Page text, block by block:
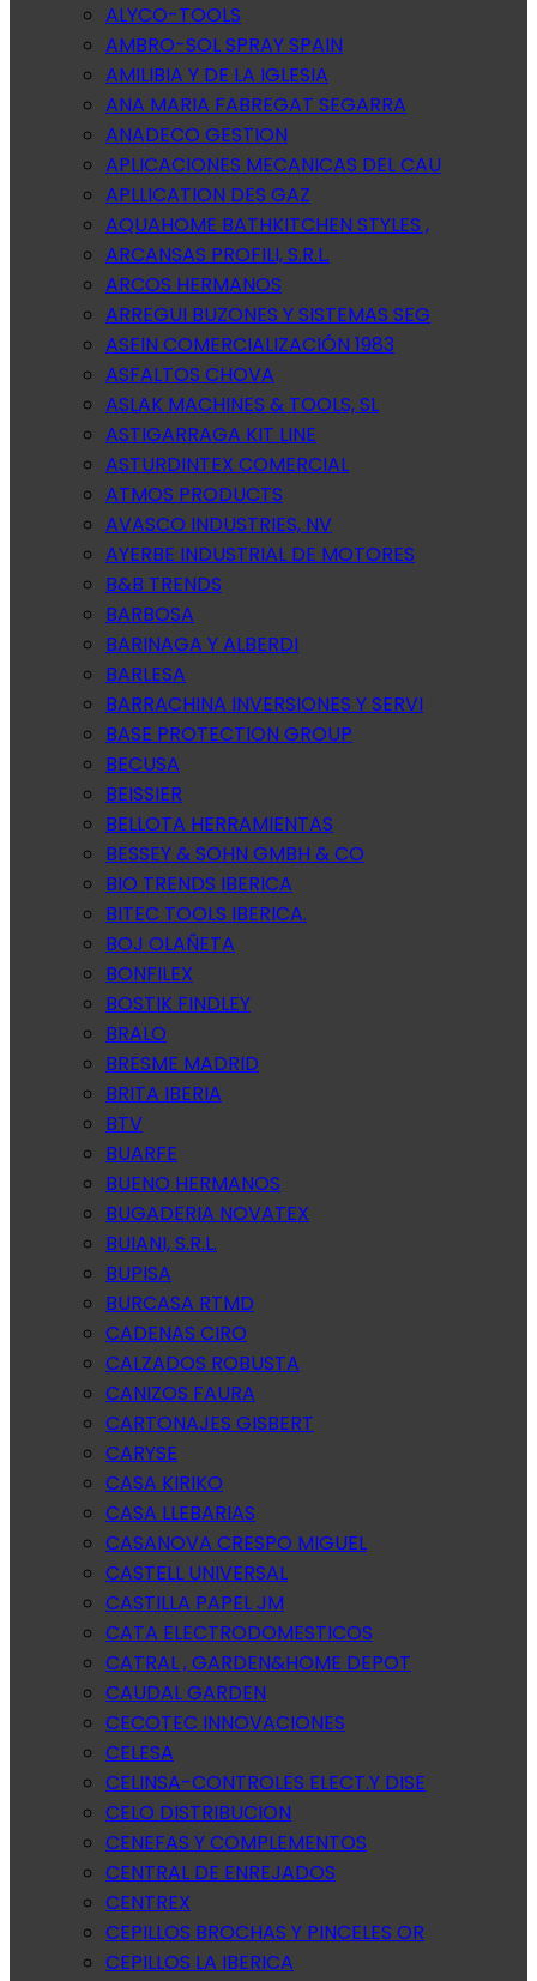
ALYCO-TOOLS
AMBRO-SOL SPRAY SPAIN
AMILIBIA Y DE LA IGLESIA
ANA MARIA FABREGAT SEGARRA
ANADECO GESTION
APLICACIONES MECANICAS DEL CAU
APLLICATION DES GAZ
AQUAHOME BATHKITCHEN STYLES ,
ARCANSAS PROFILI, S.R.L.
ARCOS HERMANOS
ARREGUI BUZONES Y SISTEMAS SEG
ASEIN COMERCIALIZACIÓN 1983
ASFALTOS CHOVA
ASLAK MACHINES & TOOLS, SL
ASTIGARRAGA KIT LINE
ASTURDINTEX COMERCIAL
ATMOS PRODUCTS
AVASCO INDUSTRIES, NV
AYERBE INDUSTRIAL DE MOTORES
B&B TRENDS
BARBOSA
BARINAGA Y ALBERDI
BARLESA
BARRACHINA INVERSIONES Y SERVI
BASE PROTECTION GROUP
BECUSA
BEISSIER
BELLOTA HERRAMIENTAS
BESSEY & SOHN GMBH & CO
BIO TRENDS IBERICA
BITEC TOOLS IBERICA.
BOJ OLAÑETA
BONFILEX
BOSTIK FINDLEY
BRALO
BRESME MADRID
BRITA IBERIA
BTV
BUARFE
BUENO HERMANOS
BUGADERIA NOVATEX
BUIANI, S.R.L.
BUPISA
BURCASA RTMD
CADENAS CIRO
CALZADOS ROBUSTA
CANIZOS FAURA
CARTONAJES GISBERT
CARYSE
CASA KIRIKO
CASA LLEBARIAS
CASANOVA CRESPO MIGUEL
CASTELL UNIVERSAL
CASTILLA PAPEL JM
CATA ELECTRODOMESTICOS
CATRAL , GARDEN&HOME DEPOT
CAUDAL GARDEN
CECOTEC INNOVACIONES
CELESA
CELINSA-CONTROLES ELECT.Y DISE
CELO DISTRIBUCION
CENEFAS Y COMPLEMENTOS
CENTRAL DE ENREJADOS
CENTREX
CEPILLOS BROCHAS Y PINCELES OR
CEPILLOS LA IBERICA